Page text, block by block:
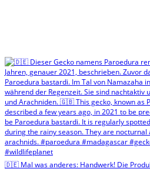
🇩🇪 Mal was anderes: Handwerk! Die